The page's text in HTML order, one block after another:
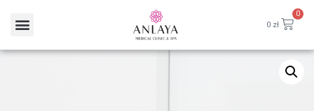
0 zł
0